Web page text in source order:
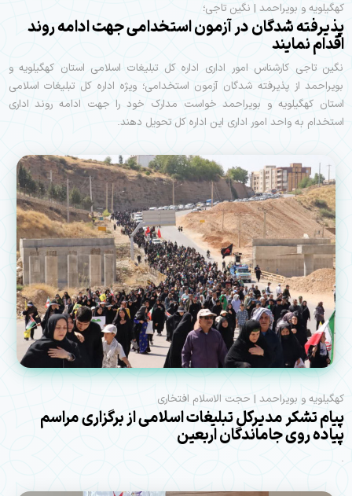
کهگیلویه و بویراحمد | نگین تاجی؛
پذیرفته شدگان در آزمون استخدامی جهت ادامه روند
اقدام نمایند
نگین تاجی کارشناس امور اداری اداره کل تبلیغات اسلامی استان کهگیلویه و
بویراحمد از پذیرفته شدگان آزمون استخدامی؛ ویژه اداره کل تبلیغات اسلامی
استان کهگیلویه و بویراحمد خواست مدارک خود را جهت ادامه روند اداری
استخدام به واحد امور اداری این اداره کل تحویل دهند.
کهگیلویه و بویراحمد | حجت الاسلام افتخاری
پیام تشکر مدیرکل تبلیغات اسلامی از برگزاری مراسم
پیاده روی جاماندگان اربعین
.